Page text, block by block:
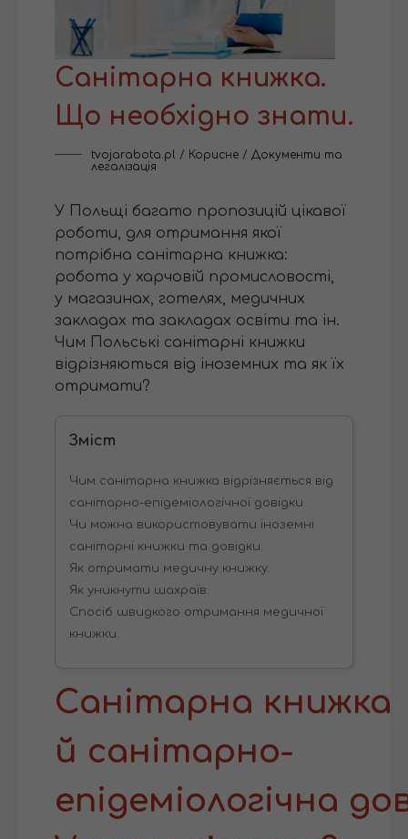
Санітарна книжка.
Що необхідно знати.
tvojarabota.pl / Корисне / Документи та
легалізація
У Польщі багато пропозицій цікавої
роботи, для отримання якої
потрібна санітарна книжка:
робота у харчовій промисловості,
у магазинах, готелях, медичних
закладах та закладах освіти та ін.
Чим Польські санітарні книжки
відрізняються від іноземних та як їх
отримати?
Зміст
Чим санітарна книжка відрізняється від
санітарно-епідеміологічної довідки.
Чи можна використовувати іноземні
санітарні книжки та довідки.
Як отримати медичну книжку.
Як уникнути шахраїв.
Спосіб швидкого отримання медичної
книжки.
Санітарна книжка
й санітарно-
епідеміологічна